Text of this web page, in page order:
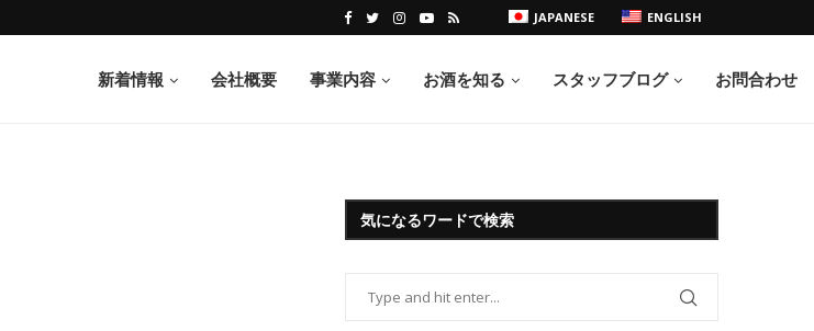
JAPANESE ENGLISH
新着情報 会社概要 事業内容 お酒を知る スタッフブログ お問合わせ
気になるワードで検索